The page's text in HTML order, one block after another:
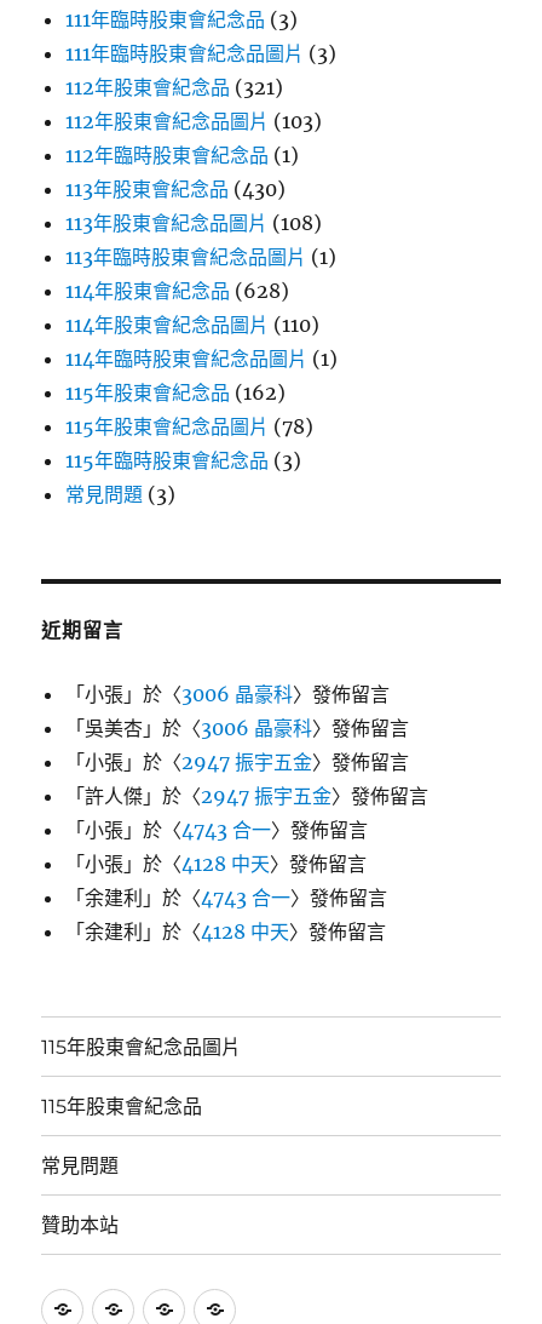
111年臨時股東會紀念品 (3)
111年臨時股東會紀念品圖片 (3)
112年股東會紀念品 (321)
112年股東會紀念品圖片 (103)
112年臨時股東會紀念品 (1)
113年股東會紀念品 (430)
113年股東會紀念品圖片 (108)
113年臨時股東會紀念品圖片 (1)
114年股東會紀念品 (628)
114年股東會紀念品圖片 (110)
114年臨時股東會紀念品圖片 (1)
115年股東會紀念品 (162)
115年股東會紀念品圖片 (78)
115年臨時股東會紀念品 (3)
常見問題 (3)
近期留言
「小張 」於〈3006 晶豪科〉發佈留言
「吳美杏 」於〈3006 晶豪科〉發佈留言
「小張 」於〈2947 振宇五金〉發佈留言
「許人傑 」於〈2947 振宇五金〉發佈留言
「小張 」於〈4743 合一〉發佈留言
「小張 」於〈4128 中天〉發佈留言
「余建利 」於〈4743 合一〉發佈留言
「余建利 」於〈4128 中天〉發佈留言
115年股東會紀念品圖片
115年股東會紀念品
常見問題
贊助本站
115 115 常 贊